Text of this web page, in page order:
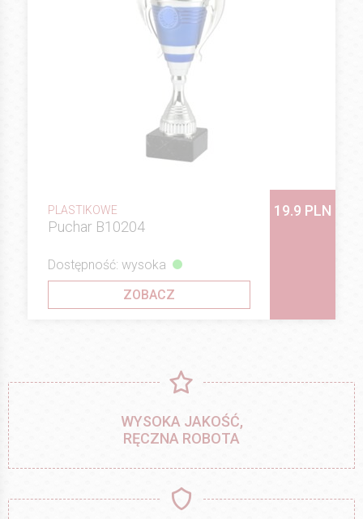
PLASTIKOWE
Puchar B10204
19.9 PLN
Dostępność: wysoka
ZOBACZ
WYSOKA JAKOŚĆ,
RĘCZNA ROBOTA